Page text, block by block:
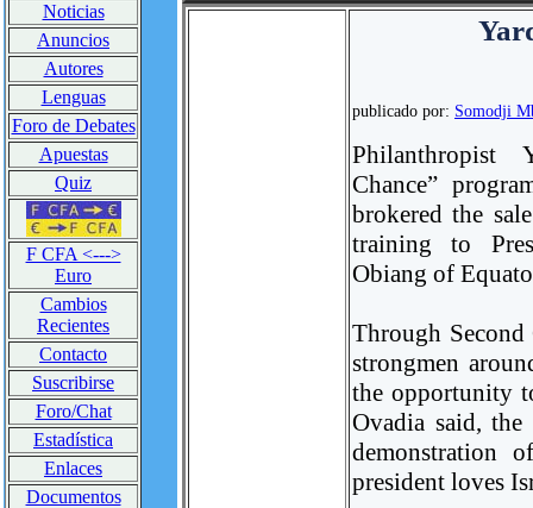
Noticias
Anuncios
Autores
Lenguas
Foro de Debates
Apuestas
Quiz
F CFA <--->
Euro
Cambios
Recientes
Contacto
Suscribirse
Foro/Chat
Estadística
Enlaces
Documentos
publicado por: Somodji
Philanthropist
Chance”
brokered the
training to
Obiang of
Through Second
strongmen
the opportunity
Ovadia said,
demonstration
president loves